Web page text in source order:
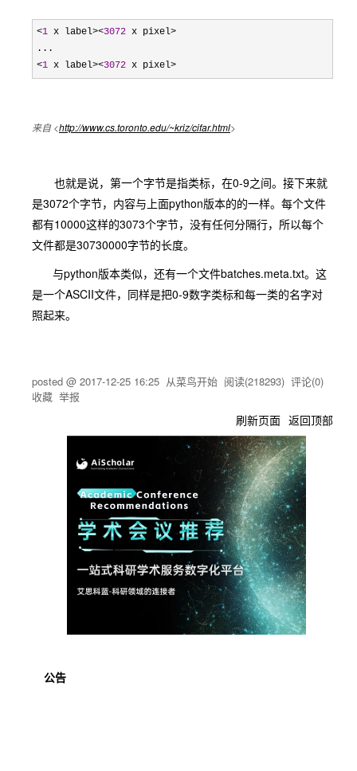
<1 x label><3072 x pixel>
<1 x label><3072 x pixel>
来自 <http://www.cs.toronto.edu/~kriz/cifar.html>
也就是说，第一个字节是指类标，在0-9之间。接下来就
是3072个字节，内容与上面python版本的的一样。每个文件
都有10000这样的3073个字节，没有任何分隔行，所以每个
文件都是30730000字节的长度。
与python版本类似，还有一个文件batches.meta.txt。这
是一个ASCII文件，同样是把0-9数字类标和每一类的名字对
照起来。
posted @ 2017-12-25 16:25 从菜鸟开始 阅读(218293) 评论(0)
收藏 举报
刷新页面 返回顶部
公告